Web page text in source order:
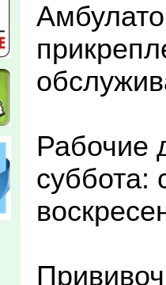
Рабочие
суббота: